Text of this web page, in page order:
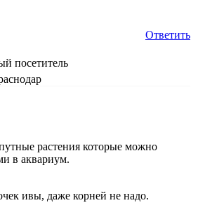
Ответить
посетитель
растения которые можно
в аквариум.
ивы, даже корней не надо.